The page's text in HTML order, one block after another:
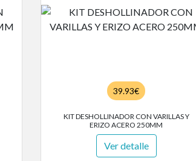
39.93€
KIT DESHOLLINADOR CON VARILLAS Y
ERIZO ACERO 250MM
Ver detalle